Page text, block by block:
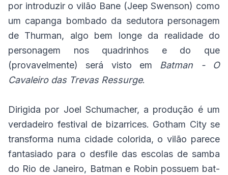
por introduzir o vilão Bane (Jeep Swenson) como
um capanga bombado da sedutora personagem
de Thurman, algo bem longe da realidade do
personagem nos quadrinhos e do que
(provavelmente) será visto em Batman - O
Cavaleiro das Trevas Ressurge.
Dirigida por Joel Schumacher, a produção é um
verdadeiro festival de bizarrices. Gotham City se
transforma numa cidade colorida, o vilão parece
fantasiado para o desfile das escolas de samba
do Rio de Janeiro, Batman e Robin possuem bat-